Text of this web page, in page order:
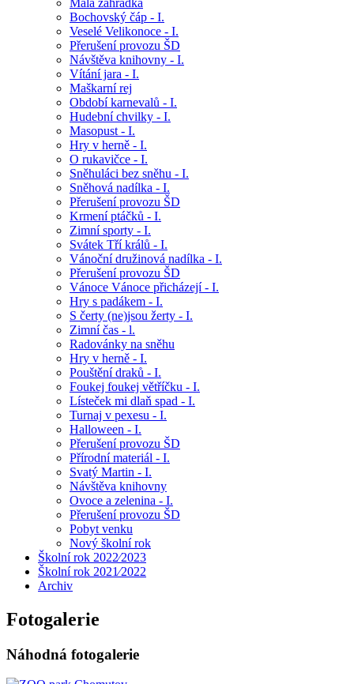
Bochovský čáp - I.
Veselé Velikonoce - I.
Přerušení provozu ŠD
Návštěva knihovny - I.
Vítání jara - I.
Maškarní rej
Období karnevalů - I.
Hudební chvilky - I.
Masopust - I.
Hry v herně - I.
O rukavičce - I.
Sněhuláci bez sněhu - I.
Sněhová nadílka - I.
Přerušení provozu ŠD
Krmení ptáčků - I.
Zimní sporty - I.
Svátek Tří králů - I.
Vánoční družinová nadílka - I.
Přerušení provozu ŠD
Vánoce Vánoce přicházejí - I.
Hry s padákem - I.
S čerty (ne)jsou žerty - I.
Zimní čas - l.
Radovánky na sněhu
Hry v herně - I.
Pouštění draků - I.
Foukej foukej větříčku - I.
Lísteček mi dlaň spad - I.
Turnaj v pexesu - I.
Halloween - I.
Přerušení provozu ŠD
Přírodní materiál - I.
Svatý Martin - I.
Návštěva knihovny
Ovoce a zelenina - I.
Přerušení provozu ŠD
Pobyt venku
Nový školní rok
Školní rok 2022⁄2023
Školní rok 2021⁄2022
Archiv
Fotogalerie
Náhodná fotogalerie